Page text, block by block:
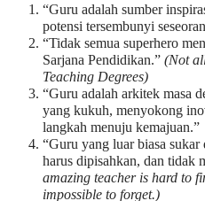
“Guru adalah sumber
potensi tersembunyi
“Tidak semua superhero
Sarjana Pendidikan.” (Not
Teaching Degrees)
“Guru adalah arkitek masa
yang kukuh, menyokong
langkah menuju kemajuan.”
“Guru yang luar biasa sukar
harus dipisahkan, dan tidak
amazing teacher is hard to
impossible to forget.)